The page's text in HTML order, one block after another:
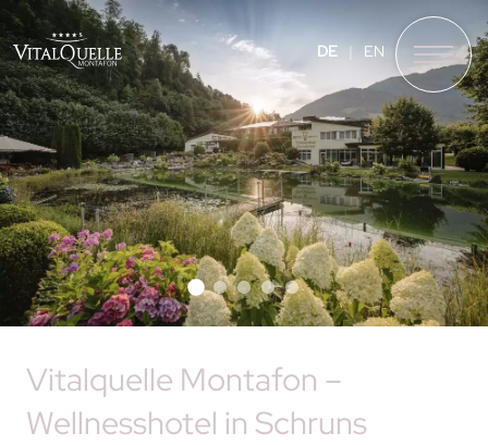
DE EN
❮ ❯
Vitalquelle Montafon –
Wellnesshotel in Schruns